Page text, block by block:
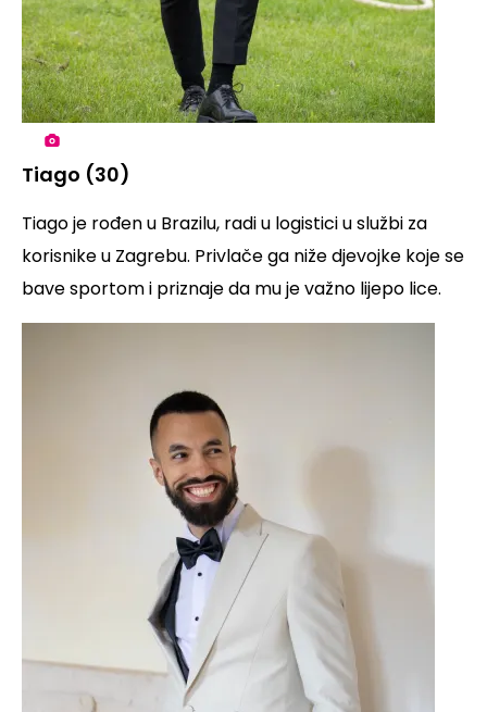
Tiago (30)
Tiago je rođen u Brazilu, radi u logistici u službi za
korisnike u Zagrebu. Privlače ga niže djevojke koje se
bave sportom i priznaje da mu je važno lijepo lice.